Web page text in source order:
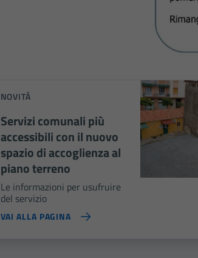
NOVITÀ
Servizi comunali più
accessibili con il nuovo
spazio di accoglienza al
piano terreno
Le informazioni per usufruire
del servizio
VAI ALLA PAGINA